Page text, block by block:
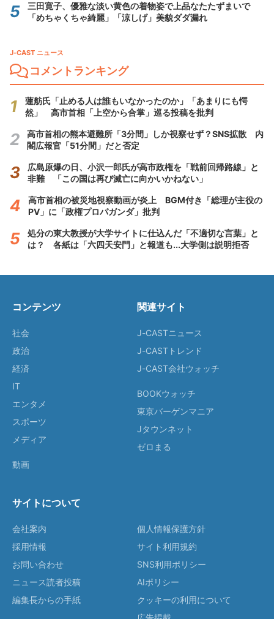
三田寛子、優雅な淡い黄色の着物姿で上品なたたずまいで
「めちゃくちゃ綺麗」「涼しげ」美貌ダダ漏れ
J-CAST ニュース
コメントランキング
蓮舫氏「止める人は誰もいなかったのか」「あまりにも愕
然」 高市首相「上空から合掌」巡る投稿を批判
高市首相の熊本避難所「3分間」しか視察せず？SNS拡散 内
閣広報官「51分間」だと否定
広島原爆の日、小沢一郎氏が高市政権を「戦前回帰路線」と
非難 「この国は再び滅亡に向かいかねない」
高市首相の被災地視察動画が炎上 BGM付き「総理が主役の
PV」に「政権プロパガンダ」批判
処分の東大教授が大学サイトに仕込んだ「不適切な言葉」と
は？ 各紙は「六四天安門」と報道も...大学側は説明拒否
コンテンツ
社会
政治
経済
IT
エンタメ
スポーツ
メディア
動画
関連サイト
J-CASTニュース
J-CASTトレンド
J-CAST会社ウォッチ
BOOKウォッチ
東京バーゲンマニア
Jタウンネット
ゼロまる
サイトについて
会社案内
採用情報
お問い合わせ
ニュース読者投稿
編集長からの手紙
個人情報保護方針
サイト利用規約
SNS利用ポリシー
AIポリシー
クッキーの利用について